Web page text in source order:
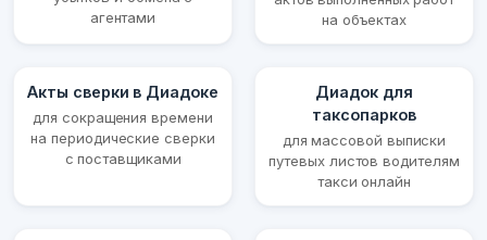
агентами
на объектах
Акты сверки в Диадоке
для сокращения времени
на периодические сверки
с поставщиками
Диадок для
таксопарков
для массовой выписки
путевых листов водителям
такси онлайн